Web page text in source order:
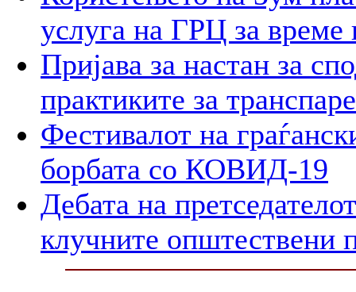
услуга на ГРЦ за време
Пријава за настан за
практиките за
Фестивалот на
борбата со КОВИД-19
Дебата на
клучните општествени